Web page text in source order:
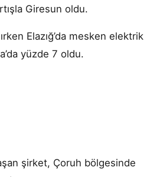
Giresun oldu.
Elazığ’da mesken elektrik
yüzde 7 oldu.
şirket, Çoruh bölgesinde